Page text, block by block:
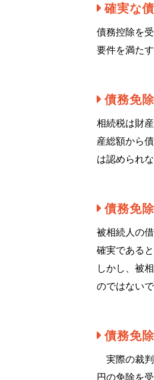
確実な
債務控除を
要件を満た
債務免
相続税は財
産総額から
は認められ
債務免
被相続人の
確実である
しかし、被
のではないで
債務免
実際の裁判
円の免除を